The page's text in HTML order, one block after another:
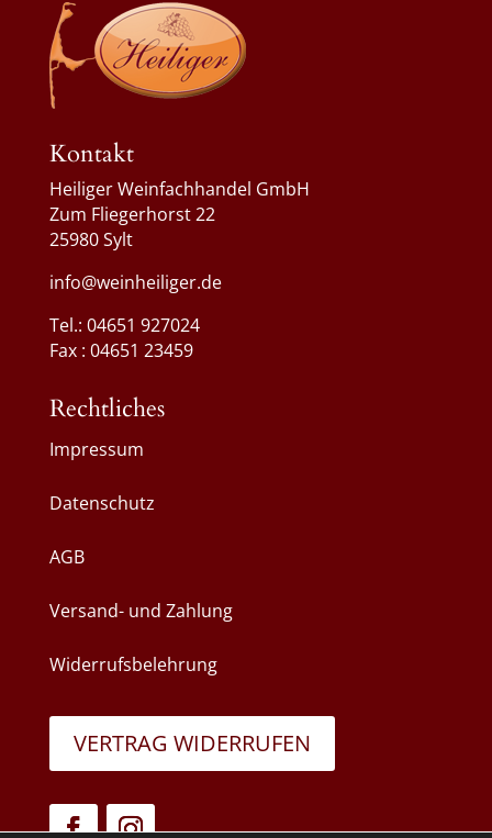
Kontakt
Heiliger Weinfachhandel GmbH
Zum Fliegerhorst 22
25980 Sylt
info@weinheiliger.de
Tel.: 04651 927024
Fax : 04651 23459
Rechtliches
Impressum
Datenschutz
AGB
Versand- und Zahlung
Widerrufsbelehrung
VERTRAG WIDERRUFEN